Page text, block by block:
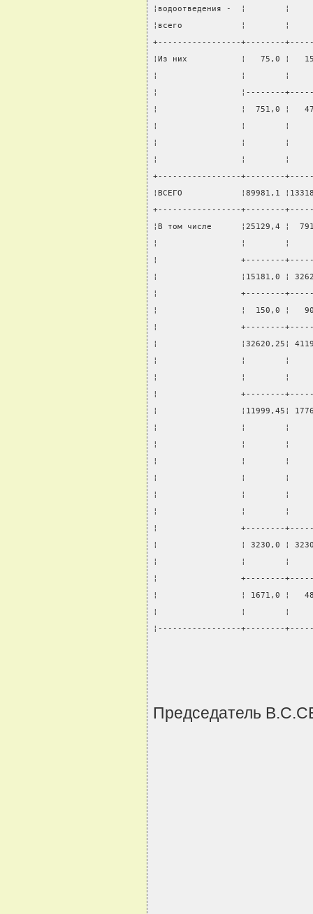
¦водоотведения -  ¦
¦всего            ¦        ¦
+-----------------+--------
¦Из них           ¦   75,0 ¦
¦                 ¦        ¦
¦                 ¦--------
¦                 ¦  751,0 ¦
¦                 ¦        ¦
¦                 ¦        ¦
¦                 ¦        ¦
+-----------------+--------
¦ВСЕГО            ¦89981,1
+-----------------+--------
¦В том числе      ¦25129,4 ¦
¦                 ¦        ¦
¦                 +--------
¦                 ¦15181,0 ¦ 3262,3
¦                 +--------
¦                 ¦  150,0 ¦   90,0
¦                 +--------
¦                 ¦32620,25¦
¦                 ¦        ¦
¦                 ¦        ¦
¦                 +--------
¦                 ¦11999,45¦
¦                 ¦        ¦
¦                 ¦        ¦
¦                 ¦        ¦
¦                 ¦        ¦
¦                 ¦        ¦
¦                 ¦        ¦
¦                 +--------
¦                 ¦ 3230,0 ¦
¦                 ¦        ¦
¦                 +--------
¦                 ¦ 1671,0 ¦
¦                 ¦        ¦
¦-----------------+--------
Председатель